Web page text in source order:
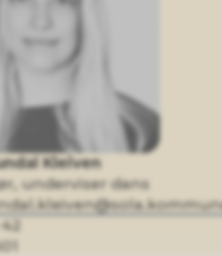
Kleiven
underviser dans